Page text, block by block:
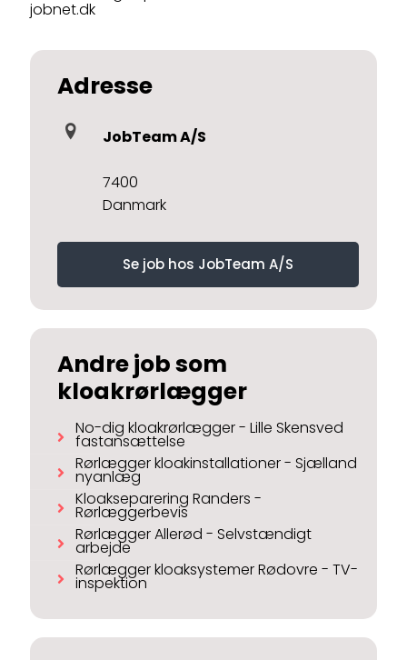
jobnet.dk
Adresse
JobTeam A/S
7400
Danmark
Se job hos JobTeam A/S
Andre job som
kloakrørlægger
No-dig kloakrørlægger - Lille Skensved
fastansættelse
Rørlægger kloakinstallationer - Sjælland
nyanlæg
Kloakseparering Randers -
Rørlæggerbevis
Rørlægger Allerød - Selvstændigt
arbejde
Rørlægger kloaksystemer Rødovre - TV-
inspektion